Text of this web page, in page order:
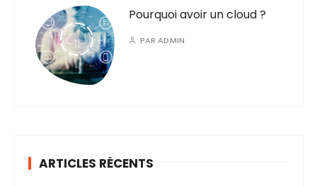
Pourquoi avoir un cloud ?
PARADMIN
ARTICLES RÉCENTS